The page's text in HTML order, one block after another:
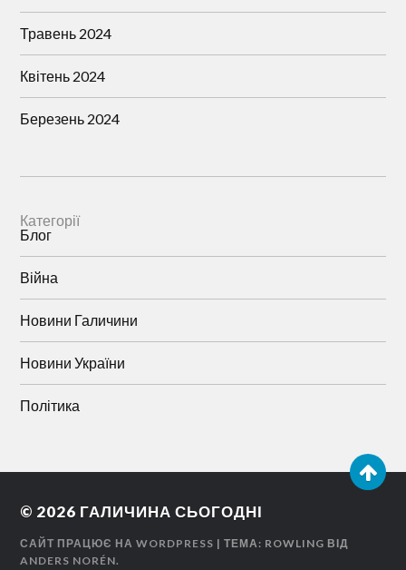
Травень 2024
Квітень 2024
Березень 2024
Категорії
Блог
Війна
Новини Галичини
Новини України
Політика
© 2026 ГАЛИЧИНА СЬОГОДНІ
САЙТ ПРАЦЮЄ НА WORDPRESS | ТЕМА: ROWLING ВІД
ANDERS NORÉN.